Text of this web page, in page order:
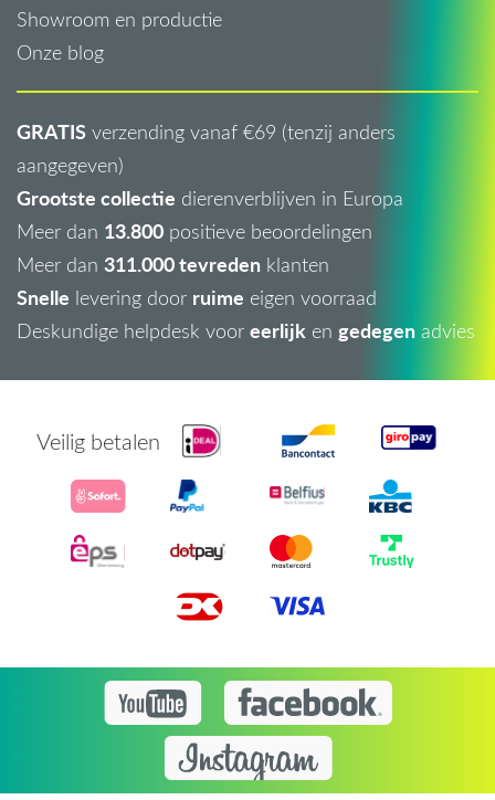
Showroom en productie
Onze blog
GRATIS verzending vanaf €69 (tenzij anders
aangegeven)
Grootste collectie dierenverblijven in Europa
Meer dan 13.800 positieve beoordelingen
Meer dan 311.000 tevreden klanten
Snelle levering door ruime eigen voorraad
Deskundige helpdesk voor eerlijk en gedegen advies
Veilig betalen